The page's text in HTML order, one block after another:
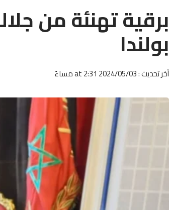
برقية تهنئة من
بولندا
أخر تحديث : 2024/05/03 at 2:31 مساءً